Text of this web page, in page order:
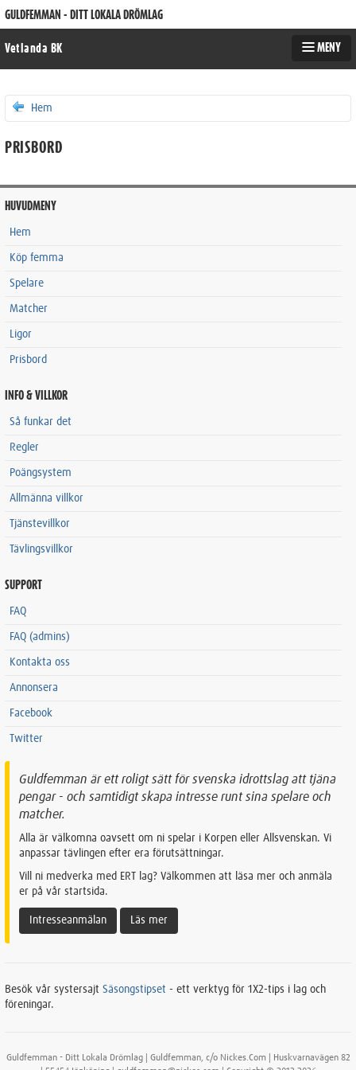
GULDFEMMAN - DITT LOKALA DRÖMLAG
Vetlanda BK MENY
Hem
PRISBORD
HUVUDMENY
Hem
Köp femma
Spelare
Matcher
Ligor
Prisbord
INFO & VILLKOR
Så funkar det
Regler
Poängsystem
Allmänna villkor
Tjänstevillkor
Tävlingsvillkor
SUPPORT
FAQ
FAQ (admins)
Kontakta oss
Annonsera
Facebook
Twitter
Guldfemman är ett roligt sätt för svenska idrottslag att tjäna
pengar - och samtidigt skapa intresse runt sina spelare och
matcher.
Alla är välkomna oavsett om ni spelar i Korpen eller Allsvenskan. Vi
anpassar tävlingen efter era förutsättningar.
Vill ni medverka med ERT lag? Välkommen att läsa mer och anmäla
er på vår startsida.
Intresseanmälan Läs mer
Besök vår systersajt Säsongstipset - ett verktyg för 1X2-tips i lag och
föreningar.
Guldfemman - Ditt Lokala Drömlag | Guldfemman, c/o Nickes.Com | Huskvarnavägen 82